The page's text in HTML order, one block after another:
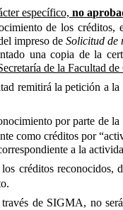
específico,no
de los créditos,
impreso de Solicitud de
una copia de la
de la Facultad de
remitirá la petición a
por parte de
como créditos por
a la
créditos reconocidos,
de SIGMA, no